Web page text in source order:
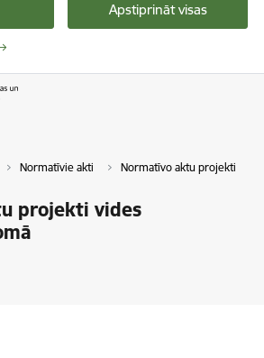
Apstiprināt visas
Normatīvie akti Normatīvo aktu projekti
projekti vides